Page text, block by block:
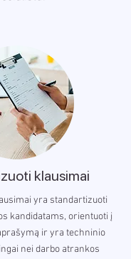
klausimai
yra standartizuoti
kandidatams, orientuoti į
ir yra techninio
nei darbo atrankos